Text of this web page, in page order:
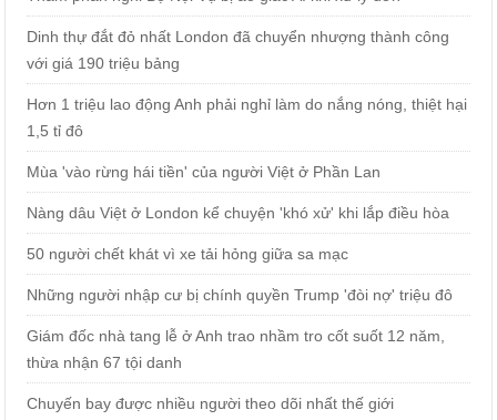
Dinh thự đắt đỏ nhất London đã chuyển nhượng thành công
với giá 190 triệu bảng
Hơn 1 triệu lao động Anh phải nghỉ làm do nắng nóng, thiệt hại
1,5 tỉ đô
Mùa 'vào rừng hái tiền' của người Việt ở Phần Lan
Nàng dâu Việt ở London kể chuyện 'khó xử' khi lắp điều hòa
50 người chết khát vì xe tải hỏng giữa sa mạc
Những người nhập cư bị chính quyền Trump 'đòi nợ' triệu đô
Giám đốc nhà tang lễ ở Anh trao nhầm tro cốt suốt 12 năm,
thừa nhận 67 tội danh
Chuyến bay được nhiều người theo dõi nhất thế giới